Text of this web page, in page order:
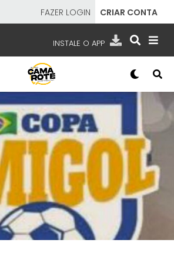
FAZER LOGIN CRIAR CONTA
INSTALE O APP
APP TV SBT
BRASILEIRO DE TELEVISÃO